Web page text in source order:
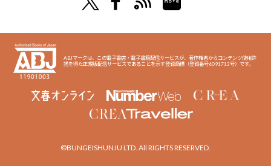
ABJマークは、この電子書店・電子書籍配信サービスが、著作権者からコンテンツ使用許
諾を得た正規版配信サービスであることを示す登録商標（登録番号6091713号）です。
©BUNGEISHUNJU LTD. All RIGHTS RESERVED.